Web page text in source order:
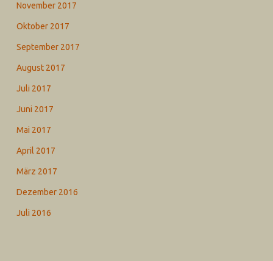
November 2017
Oktober 2017
September 2017
August 2017
Juli 2017
Juni 2017
Mai 2017
April 2017
März 2017
Dezember 2016
Juli 2016